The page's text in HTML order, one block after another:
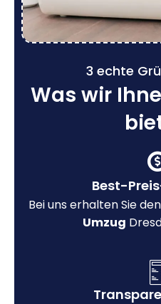
3 echte
Was wir
Best-
Bei uns erhalten Sie den
Umzug